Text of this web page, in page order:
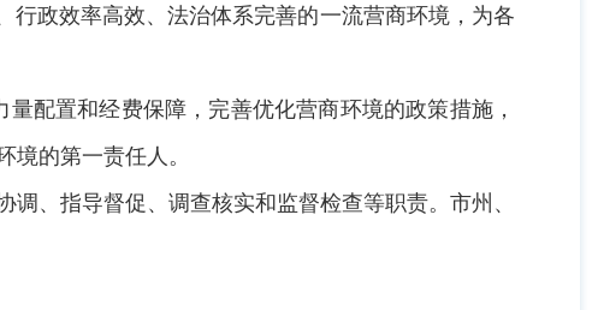
行政效率高效、法治体系完善的一流营商环境，为各
配置和经费保障，完善优化营商环境的政策措施，
的第一责任人。
、指导督促、调查核实和监督检查等职责。市州、